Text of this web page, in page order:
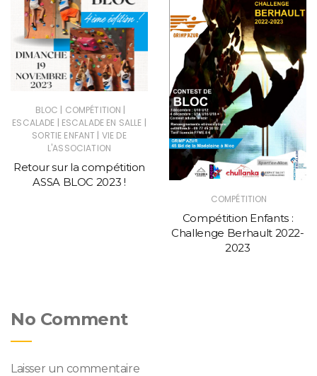
BLOC | COMPÉTITION |
ESCALADE | ESCALADE EN SALLE |
SORTIE ENFANT | VIE DE
L'ASSOCIATION
Retour sur la compétition
ASSA BLOC 2023 !
COMPÉTITION
Compétition Enfants :
Challenge Berhault 2022-
2023
No Comment
Laisser un commentaire